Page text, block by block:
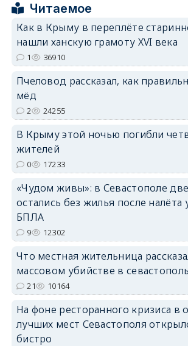
Читаемое
Как в Крыму в переплёте
нашли ханскую грамоту XVI века
1 36910
Пчеловод рассказал, как
мёд
2 24255
В Крыму этой ночью погибли
жителей
0 17233
«Чудом живы»: в Севастополе
остались без жилья после налёта
БПЛА
9 12302
Что местная жительница
массовом убийстве в
21 10164
На фоне ресторанного кризиса в
лучших мест Севастополя
бистро